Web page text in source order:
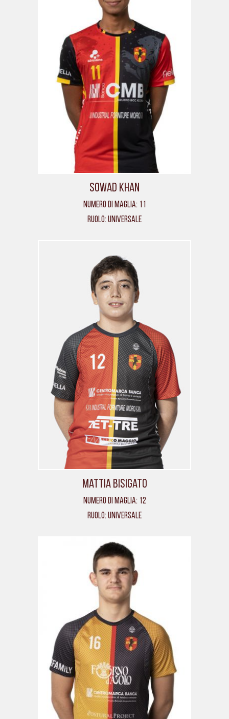
Sowad Khan
Numero di maglia: 11
Ruolo: Universale
Mattia Bisigato
Numero di maglia: 12
Ruolo: Universale